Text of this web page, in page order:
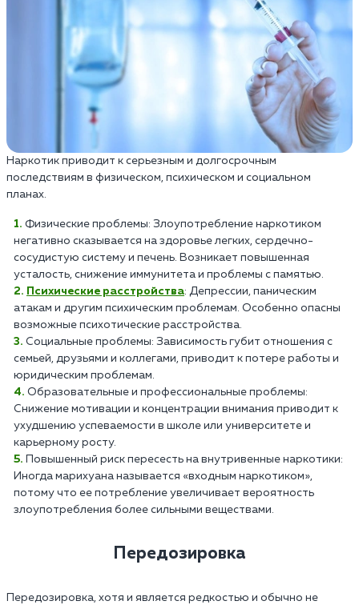
Наркотик приводит к серьезным и долгосрочным
последствиям в физическом, психическом и социальном
планах.
Физические проблемы: Злоупотребление наркотиком
негативно сказывается на здоровье легких, сердечно-
сосудистую систему и печень. Возникает повышенная
усталость, снижение иммунитета и проблемы с памятью.
Психические расстройства: Депрессии, паническим
атакам и другим психическим проблемам. Особенно опасны
возможные психотические расстройства.
Социальные проблемы: Зависимость губит отношения с
семьей, друзьями и коллегами, приводит к потере работы и
юридическим проблемам.
Образовательные и профессиональные проблемы:
Снижение мотивации и концентрации внимания приводит к
ухудшению успеваемости в школе или университете и
карьерному росту.
Повышенный риск пересесть на внутривенные наркотики:
Иногда марихуана называется «входным наркотиком»,
потому что ее потребление увеличивает вероятность
злоупотребления более сильными веществами.
Передозировка
Передозировка, хотя и является редкостью и обычно не